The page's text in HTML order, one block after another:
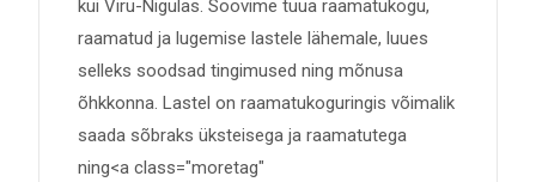
kui Viru-Nigulas. Soovime tuua raamatukogu,
raamatud ja lugemise lastele lähemale, luues
selleks soodsad tingimused ning mõnusa
õhkkonna. Lastel on raamatukoguringis võimalik
saada sõbraks üksteisega ja raamatutega
ning<a class="moretag"